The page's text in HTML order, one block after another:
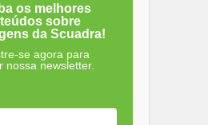
os melhores
sobre
da Scuadra!
se agora para
nossa newsletter.